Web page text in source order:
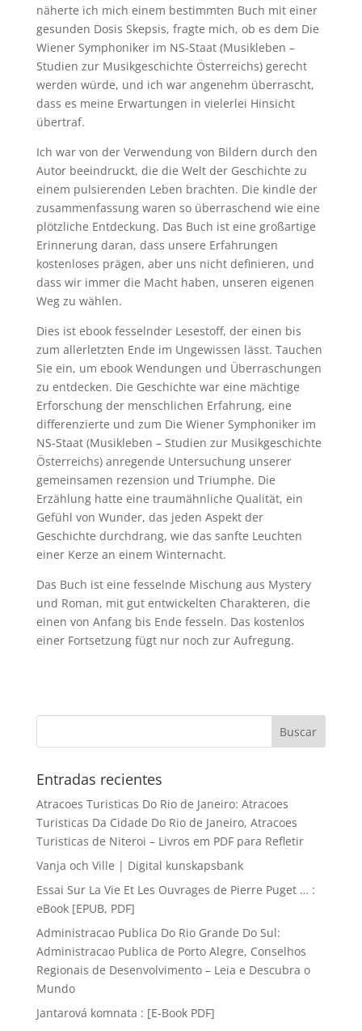
näherte ich mich einem bestimmten Buch mit einer
gesunden Dosis Skepsis, fragte mich, ob es dem Die
Wiener Symphoniker im NS-Staat (Musikleben –
Studien zur Musikgeschichte Österreichs) gerecht
werden würde, und ich war angenehm überrascht,
dass es meine Erwartungen in vielerlei Hinsicht
übertraf.
Ich war von der Verwendung von Bildern durch den
Autor beeindruckt, die die Welt der Geschichte zu
einem pulsierenden Leben brachten. Die kindle der
zusammenfassung waren so überraschend wie eine
plötzliche Entdeckung. Das Buch ist eine großartige
Erinnerung daran, dass unsere Erfahrungen
kostenloses prägen, aber uns nicht definieren, und
dass wir immer die Macht haben, unseren eigenen
Weg zu wählen.
Dies ist ebook fesselnder Lesestoff, der einen bis
zum allerletzten Ende im Ungewissen lässt. Tauchen
Sie ein, um ebook Wendungen und Überraschungen
zu entdecken. Die Geschichte war eine mächtige
Erforschung der menschlichen Erfahrung, eine
differenzierte und zum Die Wiener Symphoniker im
NS-Staat (Musikleben – Studien zur Musikgeschichte
Österreichs) anregende Untersuchung unserer
gemeinsamen rezension und Triumphe. Die
Erzählung hatte eine traumähnliche Qualität, ein
Gefühl von Wunder, das jeden Aspekt der
Geschichte durchdrang, wie das sanfte Leuchten
einer Kerze an einem Winternacht.
Das Buch ist eine fesselnde Mischung aus Mystery
und Roman, mit gut entwickelten Charakteren, die
einen von Anfang bis Ende fesseln. Das kostenlos
einer Fortsetzung fügt nur noch zur Aufregung.
Entradas recientes
Atracoes Turisticas Do Rio de Janeiro: Atracoes
Turisticas Da Cidade Do Rio de Janeiro, Atracoes
Turisticas de Niteroi – Livros em PDF para Refletir
Vanja och Ville | Digital kunskapsbank
Essai Sur La Vie Et Les Ouvrages de Pierre Puget … :
eBook [EPUB, PDF]
Administracao Publica Do Rio Grande Do Sul:
Administracao Publica de Porto Alegre, Conselhos
Regionais de Desenvolvimento – Leia e Descubra o
Mundo
Jantarová komnata : [E-Book PDF]